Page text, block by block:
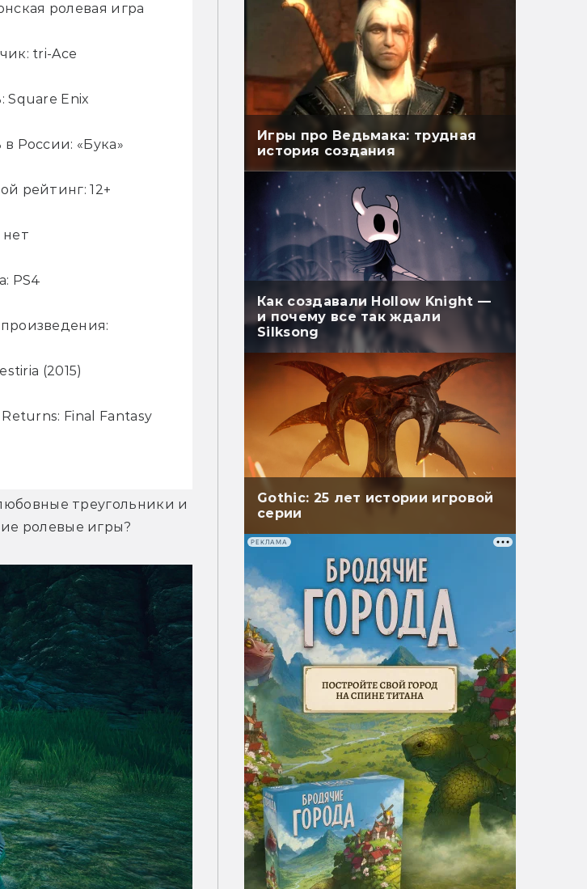
ролевая игра
tri-Ace
Square Enix
в России: «Бука»
рейтинг: 12+
PS4
(2015)
Final Fantasy
треугольники и
ролевые игры?
Игры про Ведьмака: трудная
история создания
Как создавали Hollow Knight —
и почему все так ждали
Silksong
Gothic: 25 лет истории игровой
серии
РЕКЛАМА